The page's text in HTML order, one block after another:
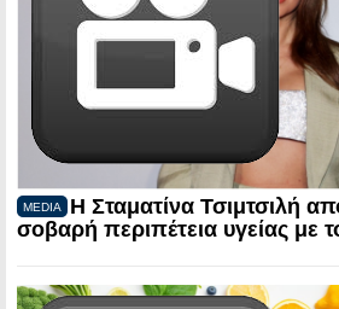
MEDIA
Η Σταματίνα Τσιμτσιλή
σοβαρή περιπέτεια υγείας με